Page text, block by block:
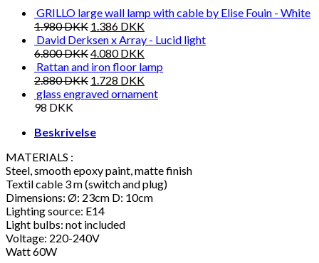
GRILLO large wall lamp with cable by Elise Fouin - White
1.980DKK 1.386 DKK
David Derksen x Array - Lucid light
6.800DKK4.080DKK
Rattan and iron floor lamp
2.880DKK 1.728 DKK
glass engraved ornament
98 DKK
Beskrivelse
MATERIALS :
Steel, smooth epoxy paint, matte finish
Textil cable 3 m (switch and plug)
Dimensions: Ø: 23cm D: 10cm
Lighting source: E14
Light bulbs: not included
Voltage: 220-240V
Watt 60W